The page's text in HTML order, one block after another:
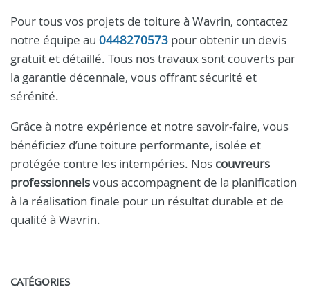
Pour tous vos projets de toiture à Wavrin, contactez
notre équipe au 0448270573 pour obtenir un devis
gratuit et détaillé. Tous nos travaux sont couverts par
la garantie décennale, vous offrant sécurité et
sérénité.
Grâce à notre expérience et notre savoir-faire, vous
bénéficiez d’une toiture performante, isolée et
protégée contre les intempéries. Nos couvreurs
professionnelsvous accompagnent de la planification
à la réalisation finale pour un résultat durable et de
qualité à Wavrin.
CATÉGORIES